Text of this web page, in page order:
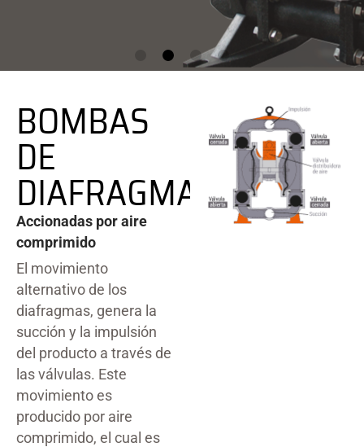
BOMBAS
DE
DIAFRAGMA
Accionadas por aire
comprimido
El movimiento
alternativo de los
diafragmas, genera la
succión y la impulsión
del producto a través de
las válvulas. Este
movimiento es
producido por aire
comprimido, el cual es